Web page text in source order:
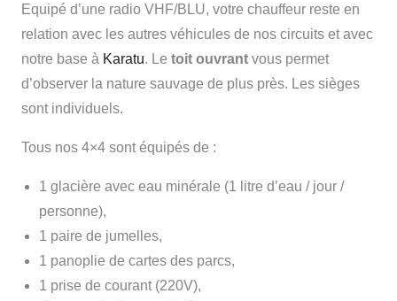
Equipé d’une radio VHF/BLU, votre chauffeur reste en
relation avec les autres véhicules de nos circuits et avec
notre base à Karatu. Le toit ouvrant vous permet
d’observer la nature sauvage de plus près. Les sièges
sont individuels.
Tous nos 4×4 sont équipés de :
1 glacière avec eau minérale (1 litre d’eau / jour /
personne),
1 paire de jumelles,
1 panoplie de cartes des parcs,
1 prise de courant (220V),